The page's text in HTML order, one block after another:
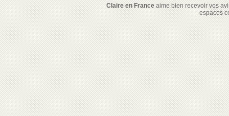
Claire en Franceaime bien recevoir vos
espaces